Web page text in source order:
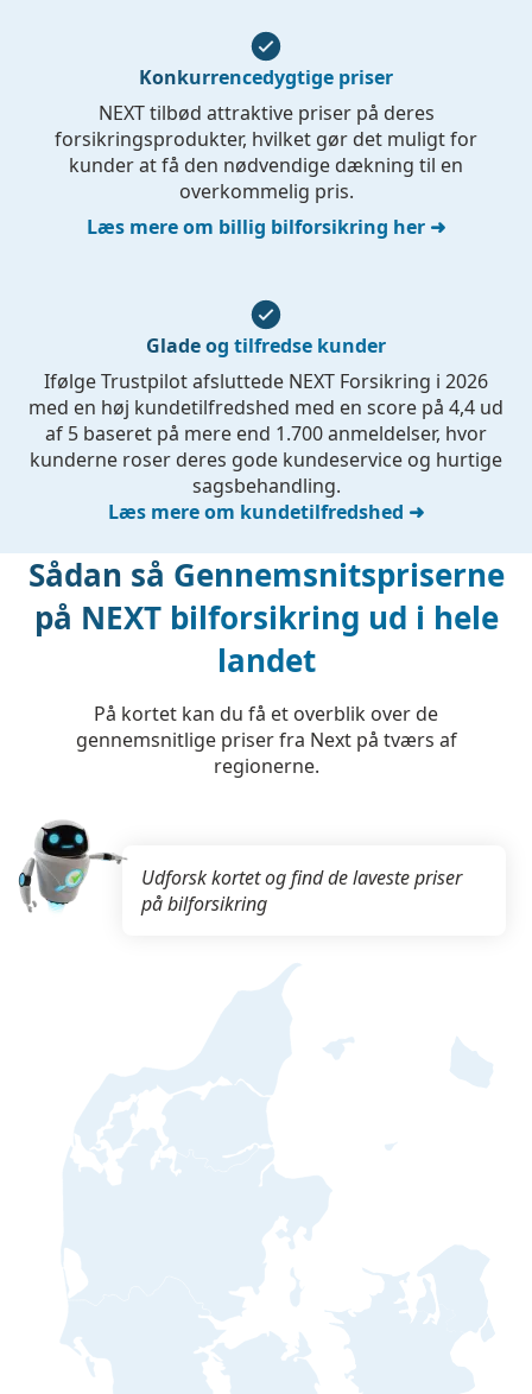
Konkurrencedygtige priser
NEXT tilbød attraktive priser på deres
forsikringsprodukter, hvilket gør det muligt for
kunder at få den nødvendige dækning til en
overkommelig pris.
Læs mere om billig bilforsikring her ➜
Glade og tilfredse kunder
Ifølge Trustpilot afsluttede NEXT Forsikring i 2026
med en høj kundetilfredshed med en score på 4,4 ud
af 5 baseret på mere end 1.700 anmeldelser, hvor
kunderne roser deres gode kundeservice og hurtige
sagsbehandling.
Læs mere om kundetilfredshed ➜
Sådan så Gennemsnitspriserne
på NEXT bilforsikring ud i hele
landet
På kortet kan du få et overblik over de
gennemsnitlige priser fra Next på tværs af
regionerne.
Udforsk kortet og find de laveste priser
på bilforsikring